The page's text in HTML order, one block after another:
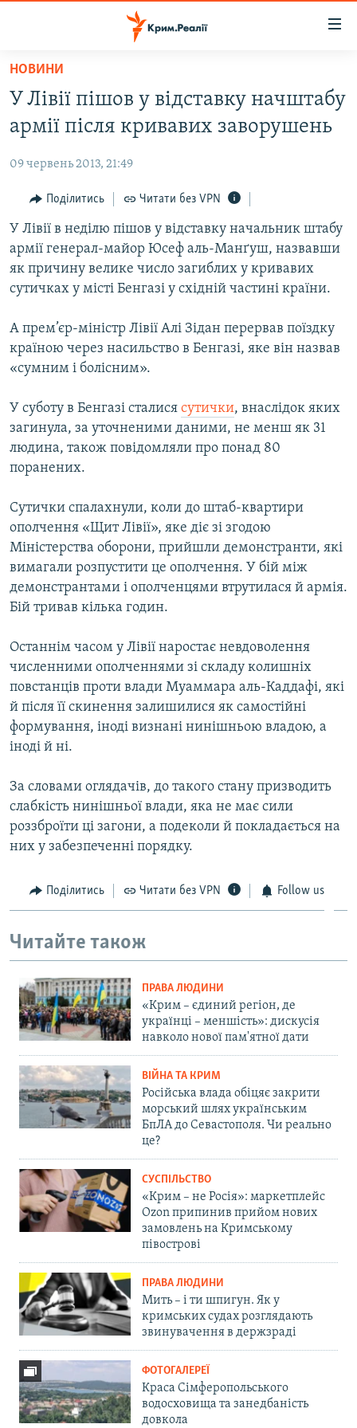
Перейти
основного
матеріалу
Перейти
до
навігації
Перейти
до
пошуку
ВІДЕО ТА ФОТО
ПОЛІТИКА
БЛОГИ
ПОГЛЯД
ІНТЕРВ'Ю
ВСЕ ЗА ДЕНЬ
ДЕПОРТАЦІЯ
ВІДЕОУРОКИ «ELIFBE»
СВІДЧЕННЯ ОКУПАЦІЇ
УКРАЇНСЬКА ПРОБЛЕМА КРИМУ
ІНФОГРАФІКА
ЯК ОБІЙТИ БЛОКУВАННЯ
Qırımtatar
ДОЛУЧАЙСЯ!
Усі сайти RFE/RL
НОВИНИ
У Лівії пішов у відставку начштабу
армії після кривавих заворушень
09 червень 2013, 21:49
Поділитись Читати без VPN
У Лівії в неділю пішов у відставку начальник штабу
армії генерал-майор Юсеф аль-Манґуш, назвавши
як причину велике число загиблих у кривавих
сутичках у місті Бенгазі у східній частині країни.
А прем’єр-міністр Лівії Алі Зідан перервав поїздку
країною через насильство в Бенгазі, яке він назвав
«сумним і болісним».
У суботу в Бенгазі сталися сутички, внаслідок яких
загинула, за уточненими даними, не менш як 31
людина, також повідомляли про понад 80
поранених.
Сутички спалахнули, коли до штаб-квартири
ополчення «Щит Лівії», яке діє зі згодою
Міністерства оборони, прийшли демонстранти, які
вимагали розпустити це ополчення. У бій між
демонстрантами і ополченцями втрутилася й армія.
Бій тривав кілька годин.
Останнім часом у Лівії наростає невдоволення
численними ополченнями зі складу колишніх
повстанців проти влади Муаммара аль-Каддафі, які
й після її скинення залишилися як самостійні
формування, іноді визнані нинішньою владою, а
іноді й ні.
За словами оглядачів, до такого стану призводить
слабкість нинішньої влади, яка не має сили
роззброїти ці загони, а подеколи й покладається на
них у забезпеченні порядку.
Поділитись Читати без VPN Follow us
Читайте також
ПРАВА ЛЮДИНИ
«Крим – єдиний регіон, де
українці – меншість»: дискусія
навколо нової пам'ятної дати
ВІЙНА ТА КРИМ
Російська влада обіцяє закрити
морський шлях українським
БпЛА до Севастополя. Чи реально
це?
СУСПІЛЬСТВО
«Крим – не Росія»: маркетплейс
Ozon припинив прийом нових
замовлень на Кримському
півострові
ПРАВА ЛЮДИНИ
Мить – і ти шпигун. Як у
кримських судах розглядають
звинувачення в держзраді
ФОТОГАЛЕРЕЇ
Краса Сімферопольського
водосховища та занедбаність
довкола